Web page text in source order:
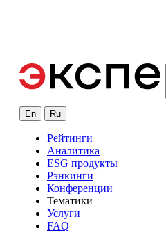
En Ru
Рейтинги
Аналитика
ESG продукты
Рэнкинги
Конференции
Тематики
Услуги
FAQ